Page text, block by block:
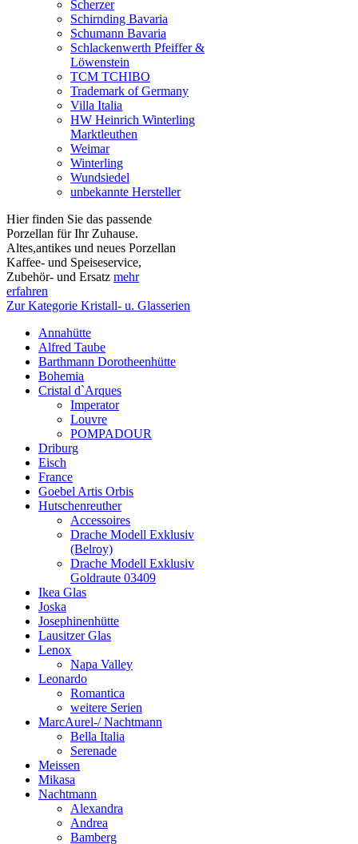
Scherzer
Schirnding Bavaria
Schumann Bavaria
Schlackenwerth Pfeiffer &
Löwenstein
TCM TCHIBO
Trademark of Germany
Villa Italia
HW Heinrich Winterling
Marktleuthen
Weimar
Winterling
Wundsiedel
unbekannte Hersteller
Hier finden Sie das passende
Porzellan für Ihr Zuhause.
Altes,antikes und neues Porzellan
Kaffee- und Speiseservice,
Zubehör- und Ersatz mehr
erfahren
Zur Kategorie Kristall- u. Glasserien
Annahütte
Alfred Taube
Barthmann Dorotheenhütte
Bohemia
Cristal d`Arques
Imperator
Louvre
POMPADOUR
Driburg
Eisch
France
Goebel Artis Orbis
Hutschenreuther
Accessoires
Drache Modell Exklusiv
(Belroy)
Drache Modell Exklusiv
Goldraute 03409
Ikea Glas
Joska
Josephinenhütte
Lausitzer Glas
Lenox
Napa Valley
Leonardo
Romantica
weitere Serien
MarcAurel-/ Nachtmann
Bella Italia
Serenade
Meissen
Mikasa
Nachtmann
Alexandra
Andrea
Bamberg